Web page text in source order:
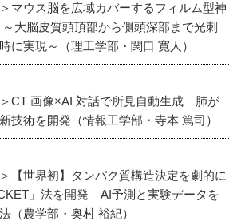
マウス脳を広域カバーするフィルム型神
大脳皮質頭頂部から側頭深部まで光刺
に実現～（理工学部・関口 寛人）
CT 画像×AI 対話で所見自動生成 肺が
技術を開発（情報工学部・寺本 篤司）
【世界初】タンパク質構造決定を劇的に
」法を開発 AI予測と実験データを
（農学部・奥村 裕紀）